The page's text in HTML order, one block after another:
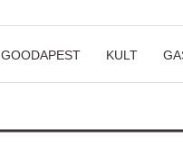
GOODAPEST KULT